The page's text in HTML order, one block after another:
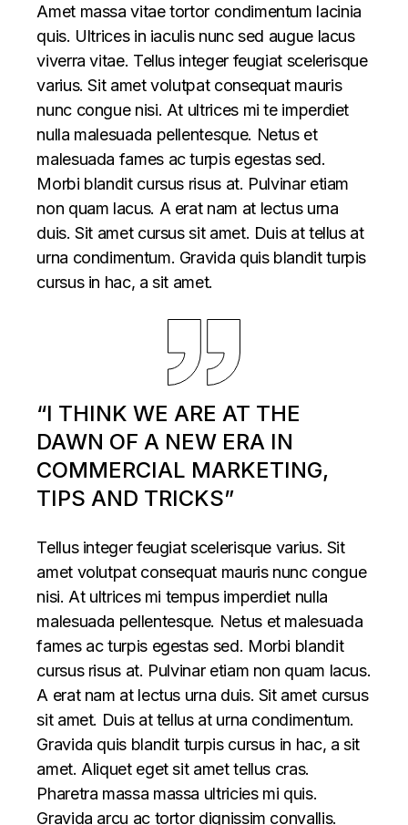
Amet massa vitae tortor condimentum lacinia
quis. Ultrices in iaculis nunc sed augue lacus
viverra vitae. Tellus integer feugiat scelerisque
varius. Sit amet volutpat consequat mauris
nunc congue nisi. At ultrices mi te imperdiet
nulla malesuada pellentesque. Netus et
malesuada fames ac turpis egestas sed.
Morbi blandit cursus risus at. Pulvinar etiam
non quam lacus. A erat nam at lectus urna
duis. Sit amet cursus sit amet. Duis at tellus at
urna condimentum. Gravida quis blandit turpis
cursus in hac, a sit amet.
“I THINK WE ARE AT THE
DAWN OF A NEW ERA IN
COMMERCIAL MARKETING,
TIPS AND TRICKS”
Tellus integer feugiat scelerisque varius. Sit
amet volutpat consequat mauris nunc congue
nisi. At ultrices mi tempus imperdiet nulla
malesuada pellentesque. Netus et malesuada
fames ac turpis egestas sed. Morbi blandit
cursus risus at. Pulvinar etiam non quam lacus.
A erat nam at lectus urna duis. Sit amet cursus
sit amet. Duis at tellus at urna condimentum.
Gravida quis blandit turpis cursus in hac, a sit
amet. Aliquet eget sit amet tellus cras.
Pharetra massa massa ultricies mi quis.
Gravida arcu ac tortor dignissim convallis.